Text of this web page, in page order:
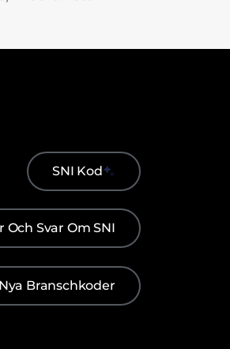
SNI Kod
Och Svar Om SNI
Branschkoder